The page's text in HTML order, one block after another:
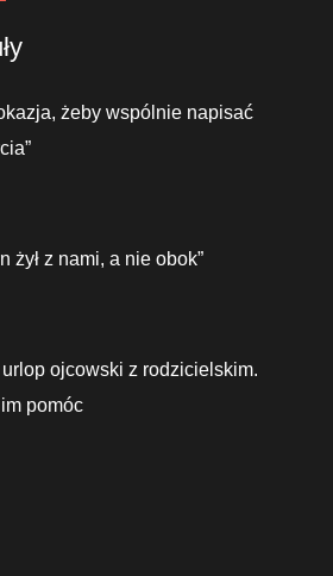
żeby wspólnie napisać
żył z nami, a nie obok”
ojcowski z rodzicielskim.
pomóc